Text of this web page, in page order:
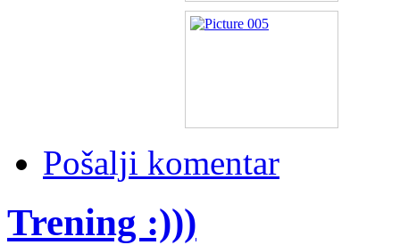
Pošalji komentar
Trening :)))